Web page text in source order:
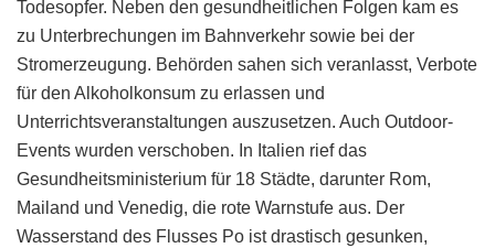
Todesopfer. Neben den gesundheitlichen Folgen kam es
zu Unterbrechungen im Bahnverkehr sowie bei der
Stromerzeugung. Behörden sahen sich veranlasst, Verbote
für den Alkoholkonsum zu erlassen und
Unterrichtsveranstaltungen auszusetzen. Auch Outdoor-
Events wurden verschoben. In Italien rief das
Gesundheitsministerium für 18 Städte, darunter Rom,
Mailand und Venedig, die rote Warnstufe aus. Der
Wasserstand des Flusses Po ist drastisch gesunken,